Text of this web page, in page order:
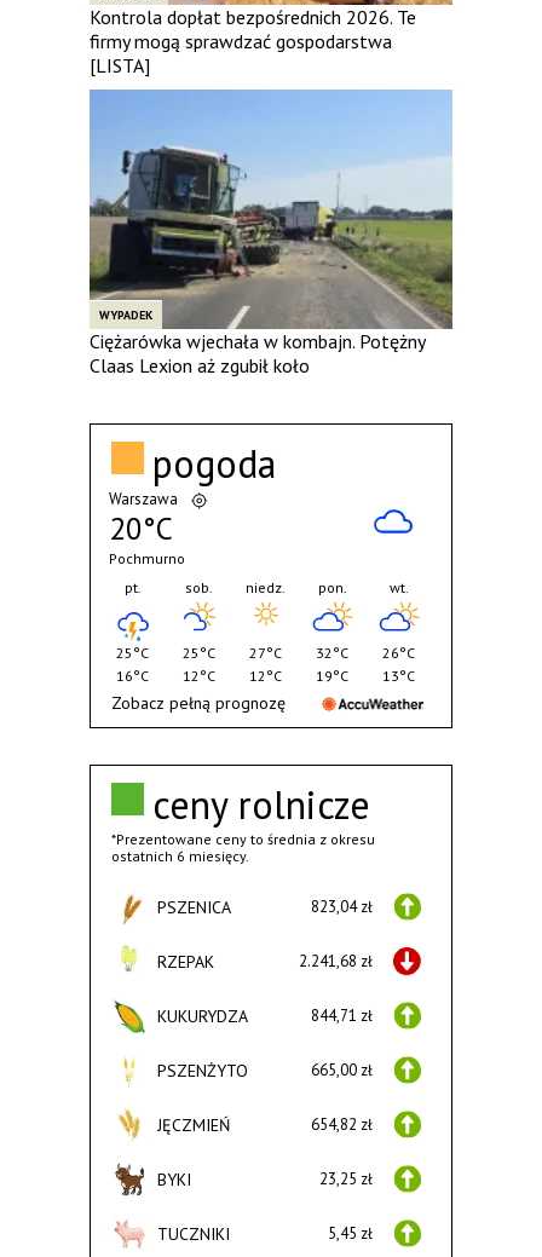
Kontrola dopłat bezpośrednich 2026. Te
firmy mogą sprawdzać gospodarstwa
[LISTA]
WYPADEK
Ciężarówka wjechała w kombajn. Potężny
Claas Lexion aż zgubił koło
ceny rolnicze
*Prezentowane ceny to średnia z okresu
ostatnich 6 miesięcy.
PSZENICA 823,04 zł
RZEPAK 2.241,68 zł
KUKURYDZA 844,71 zł
PSZENŻYTO 665,00 zł
JĘCZMIEŃ 654,82 zł
BYKI 23,25 zł
TUCZNIKI 5,45 zł
pogoda
Warszawa
20°C
Pochmurno
pt.
25°C
16°C
sob.
25°C
12°C
niedz.
27°C
12°C
pon.
32°C
19°C
wt.
26°C
13°C
Zobacz pełną prognozę